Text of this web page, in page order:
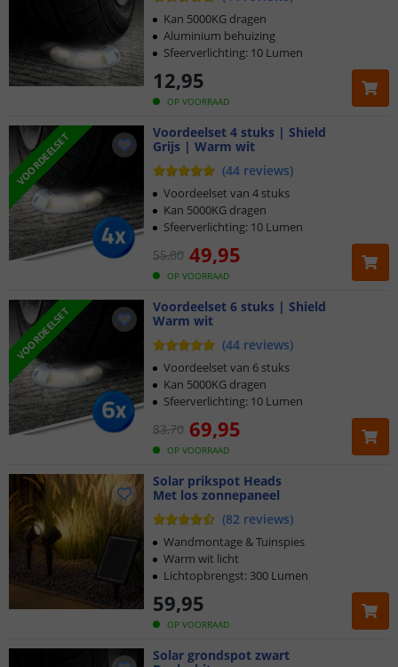
OP VOORRAAD
12,95
Kan 5000KG dragen
Aluminium behuizing
Sfeerverlichting: 10 Lumen
VOORDEELSET
Voordeelset 4 stuks | Shield
Grijs | Warm wit
(44 reviews)
OP VOORRAAD
55,80 49,95
Voordeelset van 4 stuks
Kan 5000KG dragen
Sfeerverlichting: 10 Lumen
VOORDEELSET
Voordeelset 6 stuks | Shield
Warm wit
(44 reviews)
OP VOORRAAD
83,70 69,95
Voordeelset van 6 stuks
Kan 5000KG dragen
Sfeerverlichting: 10 Lumen
Solar prikspot Heads
Met los zonnepaneel
(82 reviews)
OP VOORRAAD
59,95
Wandmontage & Tuinspies
Warm wit licht
Lichtopbrengst: 300 Lumen
Solar grondspot zwart